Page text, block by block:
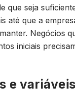
que seja
até que a
Negócios
iniciais
e variáveis